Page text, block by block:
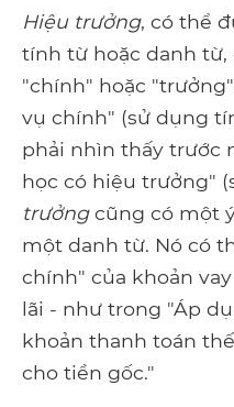
Hiệu trưởng, có thể
tính từ hoặc danh từ,
"chính" hoặc
vụ chính" (sử dụng
phải nhìn thấy trước
học có hiệu trưởng"
trưởngcũng có một
một danh từ. Nó có
chính" của khoản
lãi - như trong "Áp
khoản thanh toán
cho tiền gốc."